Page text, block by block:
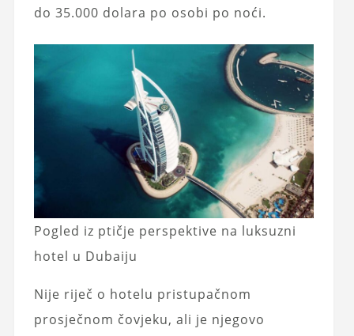
do 35.000 dolara po osobi po noći.
Pogled iz ptičje perspektive na luksuzni
hotel u Dubaiju
Nije riječ o hotelu pristupačnom
prosječnom čovjeku, ali je njegovo